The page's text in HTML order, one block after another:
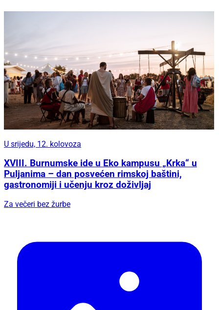
U srijedu, 12. kolovoza
XVIII. Burnumske ide u Eko kampusu „Krka“ u
Puljanima – dan posvećen rimskoj baštini,
gastronomiji i učenju kroz doživljaj
Za večeri bez žurbe